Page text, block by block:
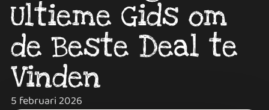
Ultieme Gids om
de Beste Deal te
Vinden
5 februari 2026